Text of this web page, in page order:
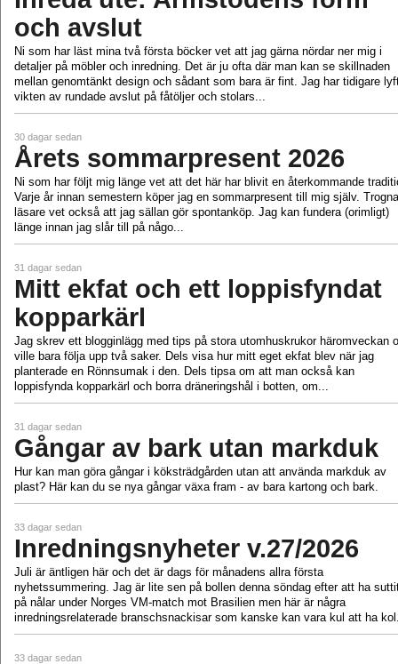
och avslut
Ni som har läst mina två första böcker vet att jag gärna nördar ner mig i
detaljer på möbler och inredning. Det är ju ofta där man kan se skillnaden
mellan genomtänkt design och sådant som bara är fint. Jag har tidigare
vikten av rundade avslut på fåtöljer och stolars...
30 dagar sedan
Årets sommarpresent 2026
Ni som har följt mig länge vet att det här har blivit en återkommande
Varje år innan semestern köper jag en sommarpresent till mig själv. Trogna
läsare vet också att jag sällan gör spontanköp. Jag kan fundera (orimligt)
länge innan jag slår till på någo...
31 dagar sedan
Mitt ekfat och ett loppisfyndat
kopparkärl
Jag skrev ett blogginlägg med tips på stora utomhuskrukor häromveckan
ville bara följa upp två saker. Dels visa hur mitt eget ekfat blev när jag
planterade en Rönnsumak i den. Dels tipsa om att man också kan
loppisfynda kopparkärl och borra dräneringshål i botten, om...
31 dagar sedan
Gångar av bark utan markduk
Hur kan man göra gångar i köksträdgården utan att använda markduk av
plast? Här kan du se nya gångar växa fram - av bara kartong och bark.
33 dagar sedan
Inredningsnyheter v.27/2026
Juli är äntligen här och det är dags för månadens allra första
nyhetssummering. Jag är lite sen på bollen denna söndag efter att ha
på nålar under Norges VM-match mot Brasilien men här är några
inredningsrelaterade branschsnackisar som kanske kan vara kul att ha
33 dagar sedan